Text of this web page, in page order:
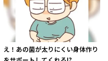
え！あの菌が太りにくい身体作り